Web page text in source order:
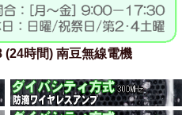
(24時間) 南豆無線電機